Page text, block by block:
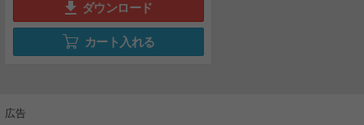
ダウンロード
カート入れる
広告